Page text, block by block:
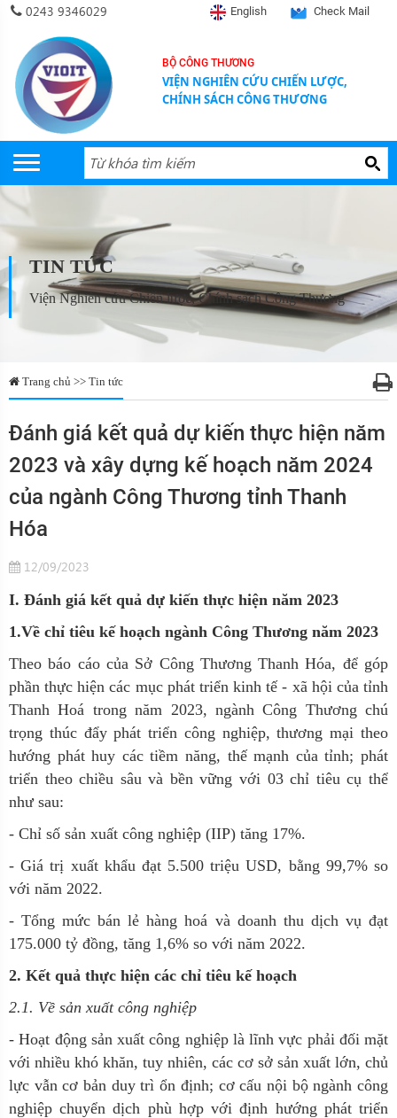
0243 9346029 English Check Mail
BỘ CÔNG THƯƠNG
VIỆN NGHIÊN CỨU CHIẾN LƯỢC,
CHÍNH SÁCH CÔNG THƯƠNG
TIN TỨC
Viện Nghiên cứu Chiến lược, Chính sách Công Thương
Trang chủ >> Tin tức
Đánh giá kết quả dự kiến thực hiện năm
2023 và xây dựng kế hoạch năm 2024
của ngành Công Thương tỉnh Thanh
Hóa
12/09/2023
I. Đánh giá kết quả dự kiến thực hiện năm 2023
1.Về chỉ tiêu kế hoạch ngành Công Thương năm 2023
Theo báo cáo của Sở Công Thương Thanh Hóa, để góp
phần thực hiện các mục phát triển kinh tế - xã hội của tỉnh
Thanh Hoá trong năm 2023, ngành Công Thương chú
trọng thúc đẩy phát triển công nghiệp, thương mại theo
hướng phát huy các tiềm năng, thế mạnh của tỉnh; phát
triển theo chiều sâu và bền vững với 03 chỉ tiêu cụ thể
như sau:
- Chỉ số sản xuất công nghiệp (IIP) tăng 17%.
- Giá trị xuất khẩu đạt 5.500 triệu USD, bằng 99,7% so
với năm 2022.
- Tổng mức bán lẻ hàng hoá và doanh thu dịch vụ đạt
175.000 tỷ đồng, tăng 1,6% so với năm 2022.
2. Kết quả thực hiện các chỉ tiêu kế hoạch
2.1. Về sản xuất công nghiệp
- Hoạt động sản xuất công nghiệp là lĩnh vực phải đối mặt
với nhiều khó khăn, tuy nhiên, các cơ sở sản xuất lớn, chủ
lực vẫn cơ bản duy trì ổn định; cơ cấu nội bộ ngành công
nghiệp chuyển dịch phù hợp với định hướng phát triển